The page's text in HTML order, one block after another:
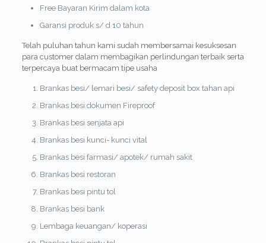
Free Bayaran Kirim dalam kota
Garansi produk s/ d 10 tahun
Telah puluhan tahun kami sudah membersamai kesuksesan
para customer dalam membagikan perlindungan terbaik serta
terpercaya buat bermacam tipe usaha
Brankas besi/ lemari besi/ safety deposit box tahan api
Brankas besi dokumen Fireproof
Brankas besi senjata api
Brankas besi kunci- kunci vital
Brankas besi farmasi/ apotek/ rumah sakit
Brankas besi restoran
Brankas besi pintu tol
Brankas besi bank
Lembaga keuangan/ koperasi